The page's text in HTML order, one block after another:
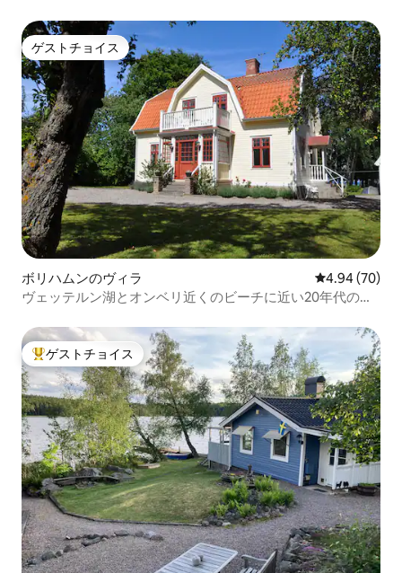
ゲストチョイス
ゲストチョイス
ボリハムンのヴィラ レビュー70
4.94 (70)
ヴェッテルン湖とオンベリ近くのビーチに近い20年代の魅
大好評のゲストチョイスです。
ゲストチョイス